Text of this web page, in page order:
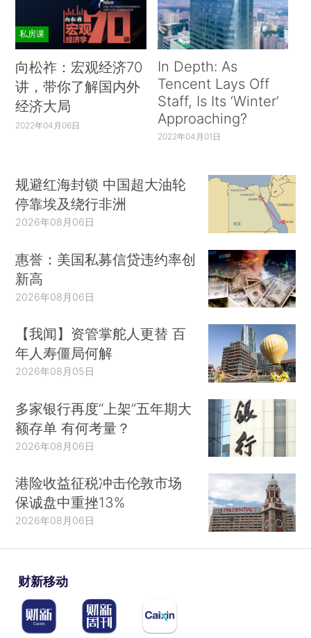
私房课
向松祚：宏观经济70
讲，带你了解国内外
经济大局
2022年04月06日
In Depth: As
Tencent Lays Off
Staff, Is Its ‘Winter’
Approaching?
2022年04月01日
规避红海封锁 中国超大油轮
停靠埃及绕行非洲
2026年08月06日
惠誉：美国私募信贷违约率创
新高
2026年08月06日
【我闻】资管掌舵人更替 百
年人寿僵局何解
2026年08月05日
多家银行再度“上架”五年期大
额存单 有何考量？
2026年08月06日
港险收益征税冲击伦敦市场
保诚盘中重挫13%
2026年08月06日
财新移动